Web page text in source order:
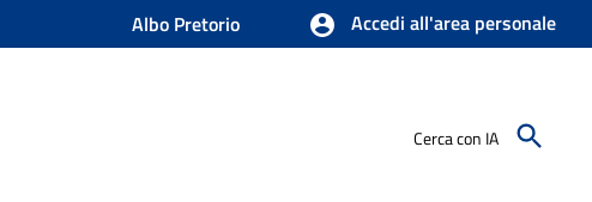
Albo Pretorio Accedi all'area personale
Cerca con IA